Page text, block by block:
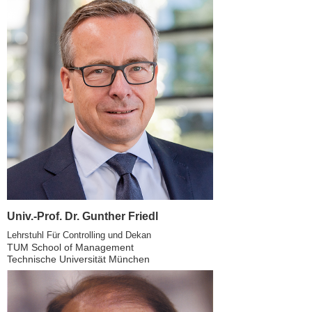
Univ.-Prof. Dr. Gunther Friedl
Lehrstuhl Für Controlling und Dekan
TUM School of Management
Technische Universität München